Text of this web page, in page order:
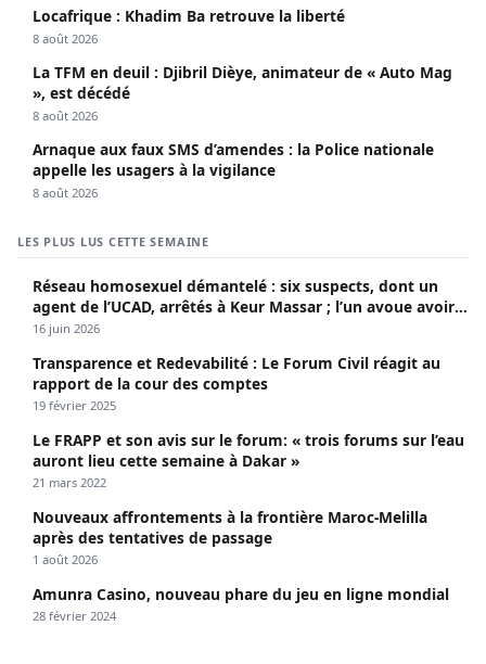
Locafrique : Khadim Ba retrouve la liberté
8 août 2026
La TFM en deuil : Djibril Dièye, animateur de « Auto Mag
», est décédé
8 août 2026
Arnaque aux faux SMS d’amendes : la Police nationale
appelle les usagers à la vigilance
8 août 2026
LES PLUS LUS CETTE SEMAINE
Réseau homosexuel démantelé : six suspects, dont un
agent de l’UCAD, arrêtés à Keur Massar ; l’un avoue avoir
propagé le VIH depuis 2018
16 juin 2026
Transparence et Redevabilité : Le Forum Civil réagit au
rapport de la cour des comptes
19 février 2025
Le FRAPP et son avis sur le forum: « trois forums sur l’eau
auront lieu cette semaine à Dakar »
21 mars 2022
Nouveaux affrontements à la frontière Maroc-Melilla
après des tentatives de passage
1 août 2026
Amunra Casino, nouveau phare du jeu en ligne mondial
28 février 2024